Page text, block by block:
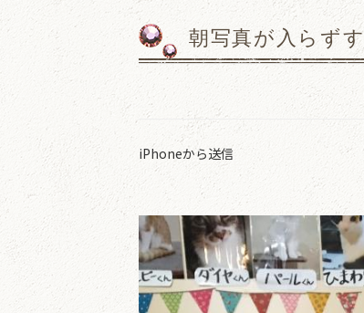
朝写真が入らず
iPhoneから送信